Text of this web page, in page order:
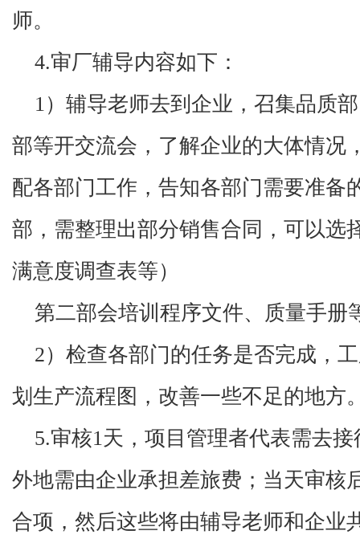
师。
4.审厂辅导内容如下：
1）辅导老师去到企业，召集品质
部等开交流会，了解企业的大体情况
配各部门工作，告知各部门需要准备
部，需整理出部分销售合同，可以选
满意度调查表等）
第二部会培训程序文件、质量手册
2）检查各部门的任务是否完成，
划生产流程图，改善一些不足的地方
5.审核1天，项目管理者代表需去
外地需由企业承担差旅费；当天审核
合项，然后这些将由辅导老师和企业